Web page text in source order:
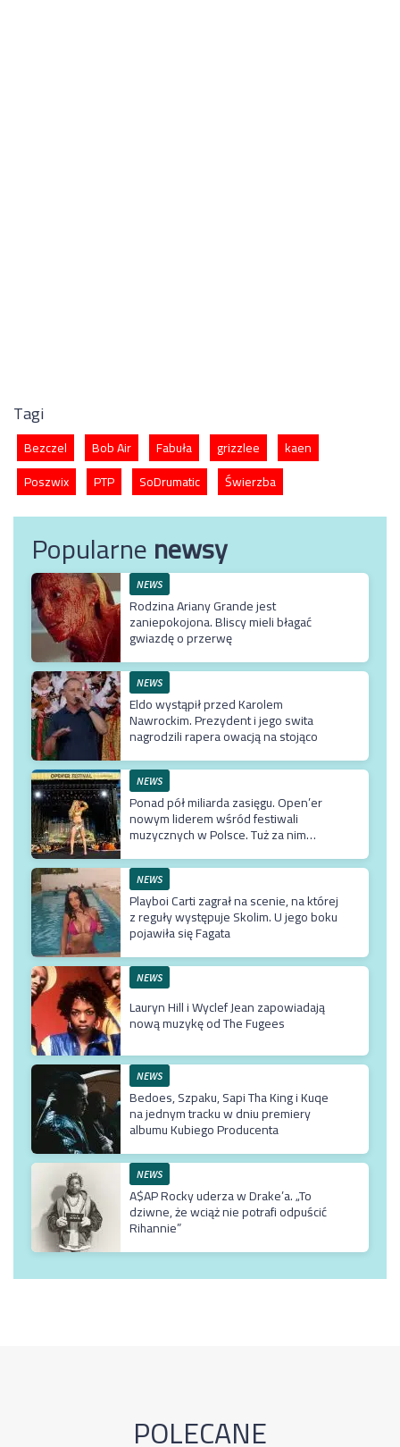
Tagi
Bezczel Bob Air Fabuła grizzlee
kaen
Poszwix
PTP SoDrumatic Świerzba
Popularnenewsy
NEWS
Rodzina Ariany Grande jest
zaniepokojona. Bliscy mieli błagać
gwiazdę o przerwę
NEWS
Eldo wystąpił przed Karolem
Nawrockim. Prezydent i jego swita
nagrodzili rapera owacją na stojąco
NEWS
Ponad pół miliarda zasięgu. Open’er
nowym liderem wśród festiwali
muzycznych w Polsce. Tuż za nim
NEWS
Playboi Carti zagrał na scenie, na której
z reguły występuje Skolim. U jego boku
pojawiła się Fagata
NEWS
Lauryn Hill i Wyclef Jean zapowiadają
nową muzykę od The Fugees
NEWS
Bedoes, Szpaku, Sapi Tha King i Kuqe
na jednym tracku w dniu premiery
albumu Kubiego Producenta
NEWS
A$AP Rocky uderza w Drake’a. „To
dziwne, że wciąż nie potrafi odpuścić
Rihannie”
POLECANE